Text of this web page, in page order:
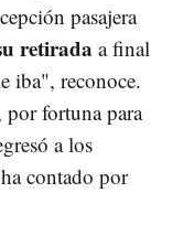
pasajera
retirada a final
iba", reconoce.
por fortuna para
a los
contado por